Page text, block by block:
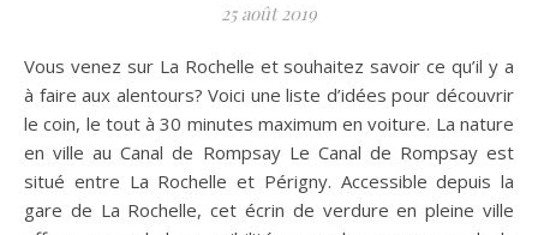
25 août 2019
Vous venez sur La Rochelle et souhaitez savoir ce qu’il y a
à faire aux alentours? Voici une liste d’idées pour découvrir
le coin, le tout à 30 minutes maximum en voiture. La nature
en ville au Canal de Rompsay Le Canal de Rompsay est
situé entre La Rochelle et Périgny. Accessible depuis la
gare de La Rochelle, cet écrin de verdure en pleine ville